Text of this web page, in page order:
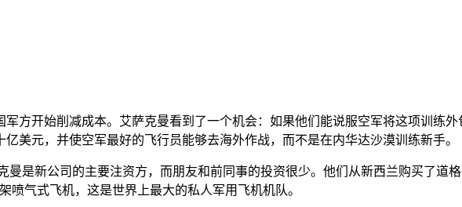
方开始削减成本。艾萨克曼看到了一个机会：如果他们能说服空军将这项训练
美元，并使空军最好的飞行员能够去海外作战，而不是在内华达沙漠训练新手。
曼是新公司的主要注资方，而朋友和前同事的投资很少。他们从新西兰购买了道
喷气式飞机，这是世界上最大的私人军用飞机机队。